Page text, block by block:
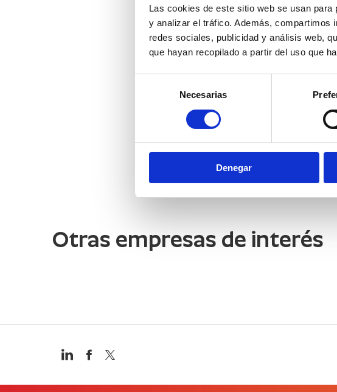
Las cookies de este sitio web se usan
y analizar el tráfico. Además, compartimos
redes sociales, publicidad y análisis web,
que hayan recopilado a partir del uso que
consentimiento
Necesarias
Denegar
Otras empresas de interés